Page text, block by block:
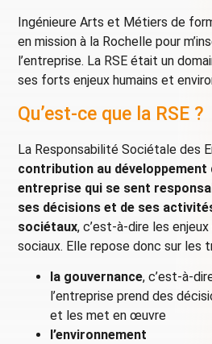
Ingénieure Arts et Métiers de
en mission à la Rochelle pour
l’entreprise. La RSE était un
ses forts enjeux humains et
Qu’est-ce que la RSE ?
La Responsabilité Sociétale des
contribution au développement
entreprise qui se sent
ses décisions et de ses
sociétaux, c’est-à-dire les
sociaux. Elle repose donc sur les
la gouvernance, c’est-à-
l’entreprise prend des
et les met en œuvre
l’environnement